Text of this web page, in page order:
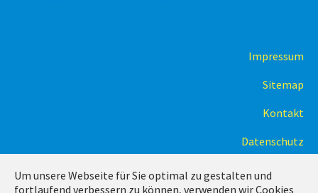
Um unsere Webseite für Sie optimal zu gestalten und
fortlaufend verbessern zu können, verwenden wir Cookies
Impressum
Sitemap
Kontakt
Datenschutz